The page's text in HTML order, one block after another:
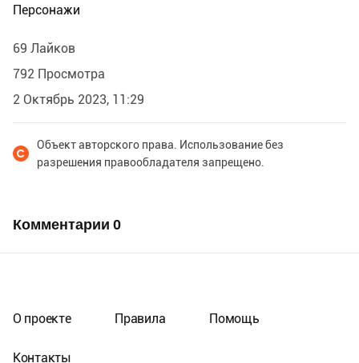
Персонажи
69 Лайков
792 Просмотра
2 Октябрь 2023, 11:29
Объект авторского права. Использование без
разрешения правообладателя запрещено.
Комментарии 0
О проекте Правила Помощь
Контакты